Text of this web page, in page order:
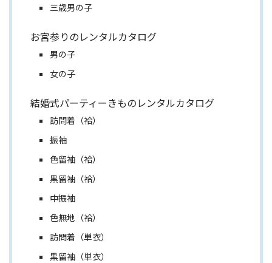
三歳男の子
お宮参りのレンタルカタログ
男の子
女の子
結婚式パーティーきものレンタルカタログ
訪問着（袷）
振袖
色留袖（袷）
黒留袖（袷）
中振袖
色無地（袷）
訪問着（単衣）
黒留袖（単衣）